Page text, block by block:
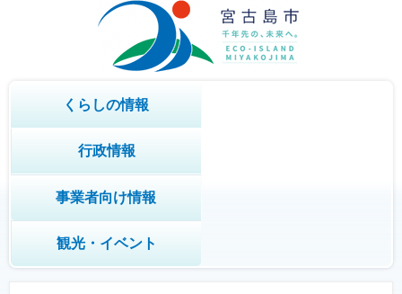
くらしの情報
行政情報
事業者向け情報
観光・イベント